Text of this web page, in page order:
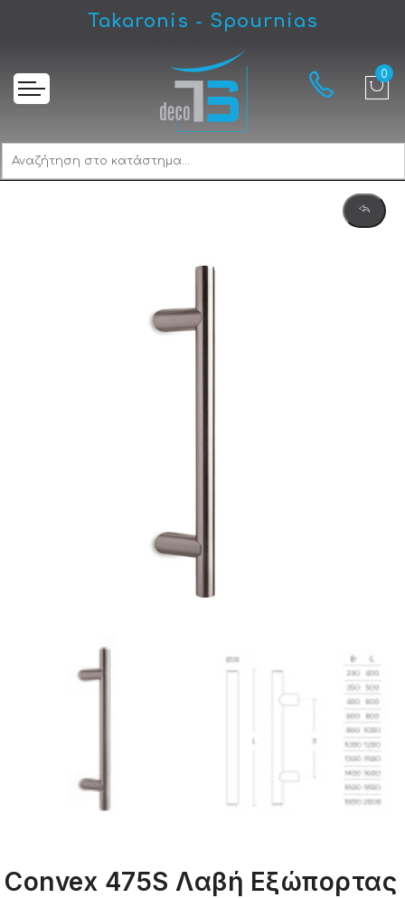
Takaronis - Spournias
Convex 475S Λαβή Εξώπορτας Ματ Νίκελ/Inox
Convex 475S Λαβή Εξώπορτας